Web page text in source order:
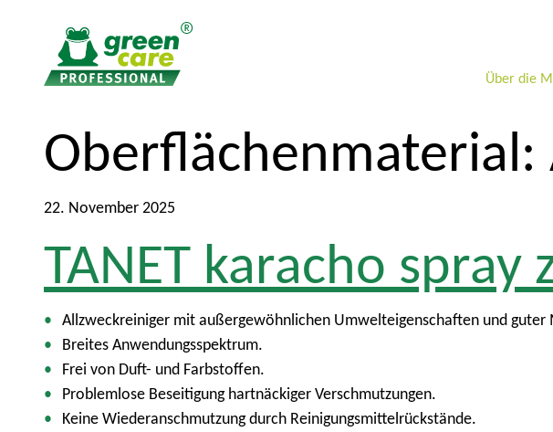
Über die
Oberflächenmaterial:
22. November 2025
TANET karacho spray
Allzweckreiniger mit außergewöhnlichen Umwelteigenschaften und
Breites Anwendungsspektrum.
Frei von Duft- und Farbstoffen.
Problemlose Beseitigung hartnäckiger Verschmutzungen.
Keine Wiederanschmutzung durch Reinigungsmittelrückstände.